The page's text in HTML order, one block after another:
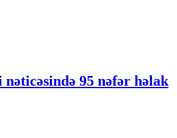
nəticəsində 95 nəfər həlak